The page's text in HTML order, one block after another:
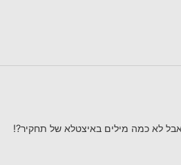
אבל לא כמה מילים באיצטלא של תחקיר?!